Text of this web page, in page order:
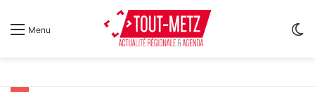
Menu